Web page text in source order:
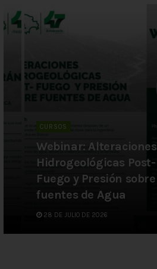
CURSOS
Webinar: Alteraciones
Hidrogeológicas Post-
Fuego y Presión sobre
fuentes de Agua
28 DE JULIO DE 2026